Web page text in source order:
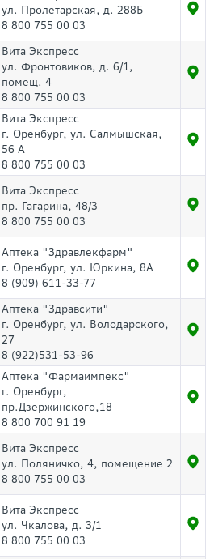
ул. Пролетарская, д. 288Б
8 800 755 00 03
Вита Экспресс
ул. Фронтовиков, д. 6/1,
помещ. 4
8 800 755 00 03
Вита Экспресс
г. Оренбург, ул. Салмышская,
56 А
8 800 755 00 03
Вита Экспресс
пр. Гагарина, 48/3
8 800 755 00 03
Аптека "Здравлекфарм"
г. Оренбург, ул. Юркина, 8А
8 (909) 611-33-77
Аптека "Здравсити"
г. Оренбург, ул. Володарского,
27
8 (922)531-53-96
Аптека "Фармаимпекс"
г. Оренбург,
пр.Дзержинского,18
8 800 700 91 19
Вита Экспресс
ул. Поляничко, 4, помещение 2
8 800 755 00 03
Вита Экспресс
ул. Чкалова, д. 3/1
8 800 755 00 03